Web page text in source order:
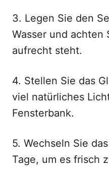
3. Legen Sie den
Wasser und achten
aufrecht steht.
4. Stellen Sie das
viel natürliches
Fensterbank.
5. Wechseln Sie
Tage, um es frisch